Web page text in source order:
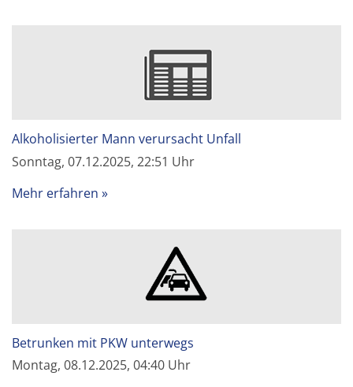
Alkoholisierter Mann verursacht Unfall
Sonntag, 07.12.2025, 22:51 Uhr
Mehr erfahren
Betrunken mit PKW unterwegs
Montag, 08.12.2025, 04:40 Uhr